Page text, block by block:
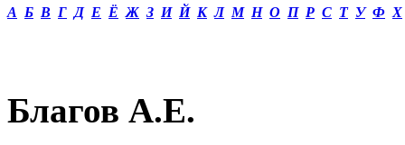
А Б В Г Д Е Ё Ж З И Й К Л М Н О П Р С Т У Ф Х
Благов А.Е.